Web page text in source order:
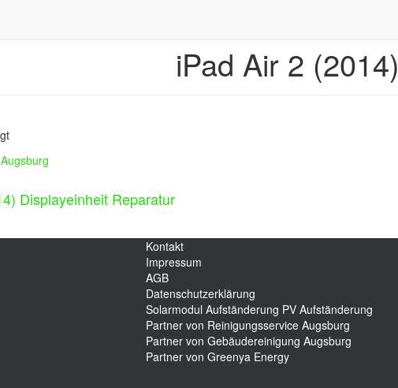
iPad Air 2 (2014)
Displayeinheit Reparatur
Kontakt
Impressum
AGB
Datenschutzerklärung
Solarmodul Aufständerung PV Aufständerung
Partner von Reinigungsservice Augsburg
Partner von Gebäudereinigung Augsburg
Partner von Greenya Energy